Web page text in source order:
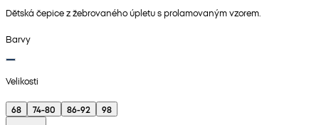
Dětská čepice z žebrovaného úpletu s prolamovaným vzorem.
Barvy
Velikosti
68 74-80 86-92
98